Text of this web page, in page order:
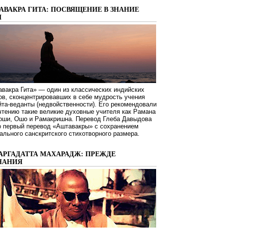
ГИТА: ПОСВЯЩЕНИЕ В ЗНАНИЕ
Гита» — один из классических индийских
сконцентрировавших в себе мудрость учения
веданты (недвойственности). Его рекомендовали
такие великие духовные учителя как Рамана
Ошо и Рамакришна. Перевод Глеба Давыдова
перевод «Аштавакры» с сохранением
санскритского стихотворного размера.
МАХАРАДЖ: ПРЕЖДЕ